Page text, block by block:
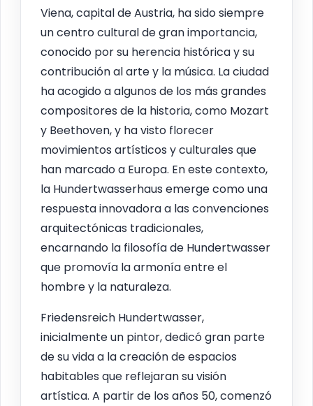
Viena, capital de Austria, ha sido siempre
un centro cultural de gran importancia,
conocido por su herencia histórica y su
contribución al arte y la música. La ciudad
ha acogido a algunos de los más grandes
compositores de la historia, como Mozart
y Beethoven, y ha visto florecer
movimientos artísticos y culturales que
han marcado a Europa. En este contexto,
la Hundertwasserhaus emerge como una
respuesta innovadora a las convenciones
arquitectónicas tradicionales,
encarnando la filosofía de Hundertwasser
que promovía la armonía entre el
hombre y la naturaleza.
Friedensreich Hundertwasser,
inicialmente un pintor, dedicó gran parte
de su vida a la creación de espacios
habitables que reflejaran su visión
artística. A partir de los años 50, comenzó